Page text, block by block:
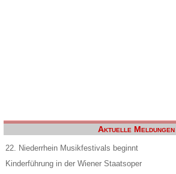
Aktuelle Meldungen
22. Niederrhein Musikfestivals beginnt
Kinderführung in der Wiener Staatsoper